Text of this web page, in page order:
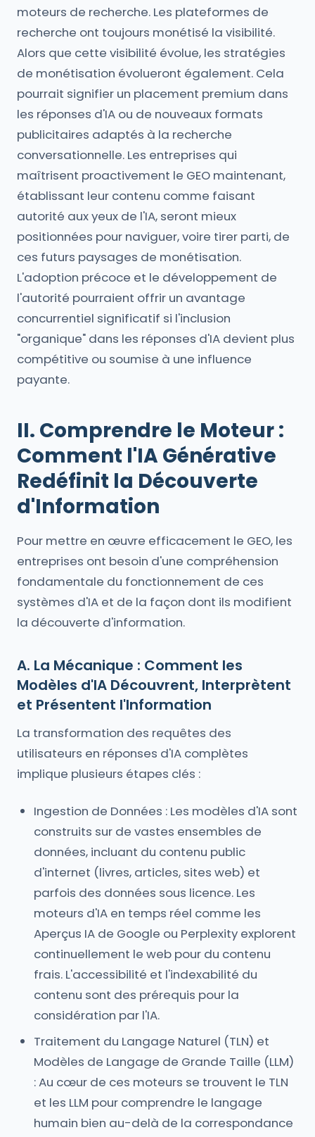
moteurs de recherche. Les plateformes de
recherche ont toujours monétisé la visibilité.
Alors que cette visibilité évolue, les stratégies
de monétisation évolueront également. Cela
pourrait signifier un placement premium dans
les réponses d'IA ou de nouveaux formats
publicitaires adaptés à la recherche
conversationnelle. Les entreprises qui
maîtrisent proactivement le GEO maintenant,
établissant leur contenu comme faisant
autorité aux yeux de l'IA, seront mieux
positionnées pour naviguer, voire tirer parti, de
ces futurs paysages de monétisation.
L'adoption précoce et le développement de
l'autorité pourraient offrir un avantage
concurrentiel significatif si l'inclusion
"organique" dans les réponses d'IA devient plus
compétitive ou soumise à une influence
payante.
II. Comprendre le Moteur :
Comment l'IA Générative
Redéfinit la Découverte
d'Information
Pour mettre en œuvre efficacement le GEO, les
entreprises ont besoin d'une compréhension
fondamentale du fonctionnement de ces
systèmes d'IA et de la façon dont ils modifient
la découverte d'information.
A. La Mécanique : Comment les
Modèles d'IA Découvrent, Interprètent
et Présentent l'Information
La transformation des requêtes des
utilisateurs en réponses d'IA complètes
implique plusieurs étapes clés :
Ingestion de Données : Les modèles d'IA sont
construits sur de vastes ensembles de
données, incluant du contenu public
d'internet (livres, articles, sites web) et
parfois des données sous licence. Les
moteurs d'IA en temps réel comme les
Aperçus IA de Google ou Perplexity explorent
continuellement le web pour du contenu
frais. L'accessibilité et l'indexabilité du
contenu sont des prérequis pour la
considération par l'IA.
Traitement du Langage Naturel (TLN) et
Modèles de Langage de Grande Taille (LLM)
: Au cœur de ces moteurs se trouvent le TLN
et les LLM pour comprendre le langage
humain bien au-delà de la correspondance